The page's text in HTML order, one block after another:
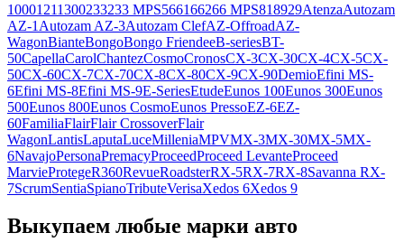
10001211300233233 MPS566166266 MPS818929AtenzaAutozam
AZ-1 Autozam AZ-3Autozam ClefAZ-OffroadAZ-
WagonBianteBongoBongo FriendeeB-seriesBT-
50CapellaCarolChantezCosmoCronosCX-3CX-30CX-4CX-5CX-
50CX-60CX-7CX-70CX-8CX-80CX-9CX-90DemioEfini MS-
6Efini MS-8Efini MS-9E-SeriesEtudeEunos 100Eunos 300Eunos
500Eunos 800Eunos CosmoEunos PressoEZ-6EZ-
60FamiliaFlairFlair CrossoverFlair
WagonLantisLaputaLuceMilleniaMPVMX-3MX-30MX-5MX-
6NavajoPersonaPremacyProceedProceed LevanteProceed
MarvieProtegeR360RevueRoadsterRX-5RX-7RX-8Savanna RX-
7ScrumSentiaSpianoTributeVerisaXedos 6Xedos 9
Выкупаем любые марки авто